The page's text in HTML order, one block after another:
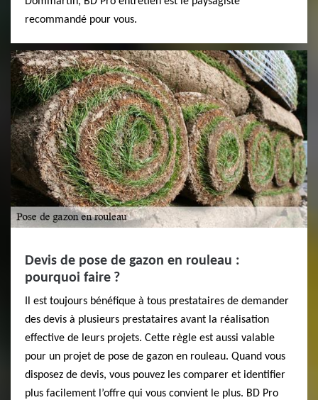
recommandé pour vous.
Devis de pose de gazon en rouleau :
pourquoi faire ?
Il est toujours bénéfique à tous prestataires de demander
des devis à plusieurs prestataires avant la réalisation
effective de leurs projets. Cette règle est aussi valable
pour un projet de pose de gazon en rouleau. Quand vous
disposez de devis, vous pouvez les comparer et identifier
plus facilement l’offre qui vous convient le plus. BD Pro